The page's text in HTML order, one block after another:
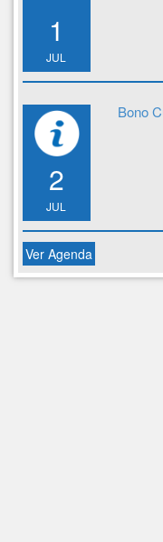
1
JUL
2
JUL
Bono
Ver Agenda